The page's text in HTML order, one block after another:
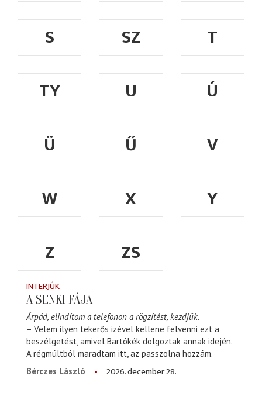
S SZ
T
TY
U
Ú
Ü
Ű
V
W
X
Y
Z
ZS
INTERJÚK
A SENKI FÁJA
Árpád, elindítom a telefonon a rögzítést, kezdjük.
– Velem ilyen tekerős izével kellene felvenni ezt a
beszélgetést, amivel Bartókék dolgoztak annak idején.
A régmúltból maradtam itt, az passzolna hozzám.
Bérczes László
2026. december 28.